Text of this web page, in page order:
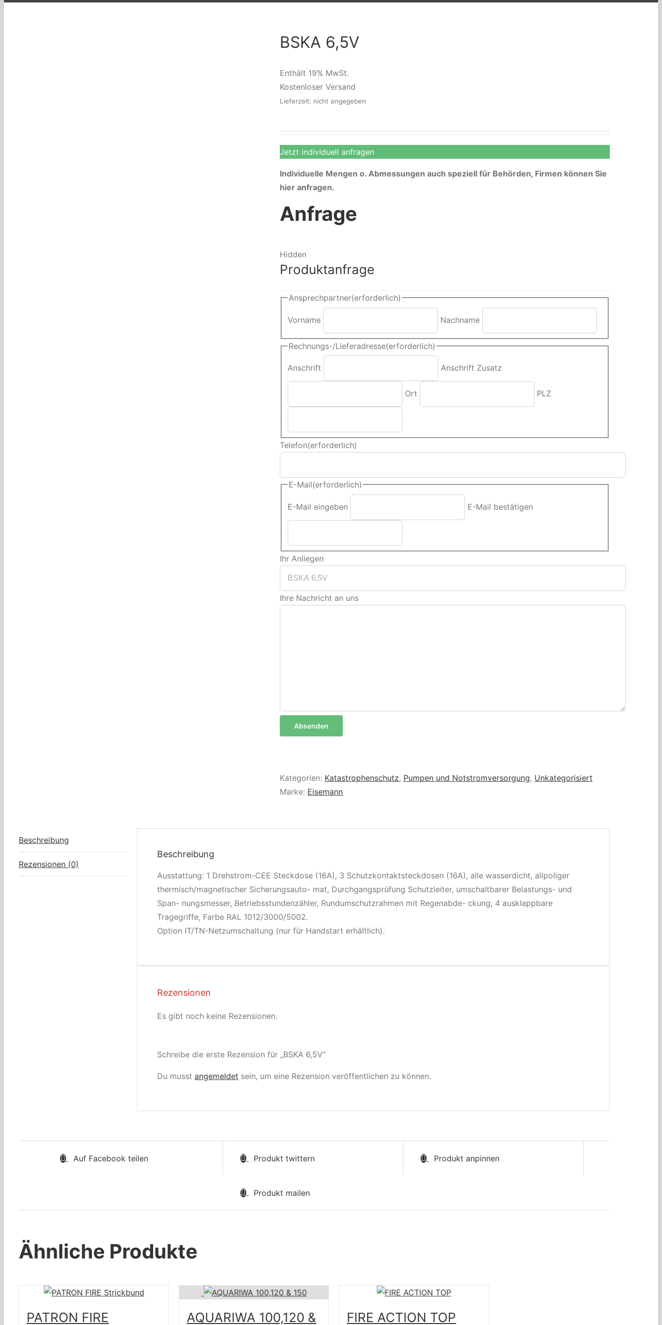
BSKA 6,5V
Enthält 19% MwSt.
Kostenloser Versand
Lieferzeit: nicht angegeben
Jetzt individuell anfragen
Individuelle Mengen o. Abmessungen auch speziell für Behörden, Firmen können Sie
hier anfragen.
Anfrage
Hidden
Produktanfrage
Ansprechpartner(erforderlich)
Vorname Nachname
Rechnungs-/Lieferadresse(erforderlich)
Anschrift Anschrift Zusatz
Ort PLZ
Telefon(erforderlich)
E-Mail(erforderlich)
E-Mail eingeben E-Mail bestätigen
Ihr Anliegen
Ihre Nachricht an uns
Kategorien: Katastrophenschutz, Pumpen und Notstromversorgung, Unkategorisiert
Marke: Eisemann
Beschreibung
Rezensionen (0)
Beschreibung
Ausstattung: 1 Drehstrom-CEE Steckdose (16A), 3 Schutzkontaktsteckdosen (16A), alle wasserdicht, allpoliger
thermisch/magnetischer Sicherungsauto- mat, Durchgangsprüfung Schutzleiter, umschaltbarer Belastungs- und
Span- nungsmesser, Betriebsstundenzähler, Rundumschutzrahmen mit Regenabde- ckung, 4 ausklappbare
Tragegriffe, Farbe RAL 1012/3000/5002.
Option IT/TN-Netzumschaltung (nur für Handstart erhältlich).
Rezensionen
Es gibt noch keine Rezensionen.
Schreibe die erste Rezension für „BSKA 6,5V“
Du musst angemeldet sein, um eine Rezension veröffentlichen zu können.
Auf Facebook teilen Produkt twittern Produkt anpinnen
Produkt mailen
Ähnliche Produkte
PATRON FIRE
AQUARIWA 100,120 &
FIRE ACTION TOP